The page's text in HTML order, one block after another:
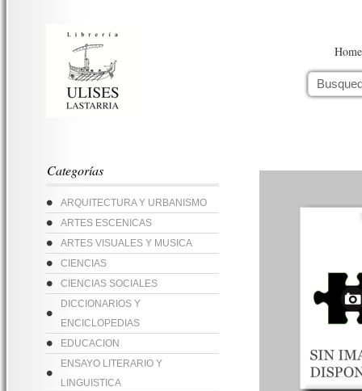
Home
Categorías
ARQUITECTURA Y URBANISMO
ARTES ESCENICAS
ARTES VISUALES Y MUSICA
CIENCIAS
CIENCIAS SOCIALES
DICCIONARIOS Y
ENCICLOPEDIAS
EDUCACION
ENSAYO LITERARIO Y
LINGUISTICA